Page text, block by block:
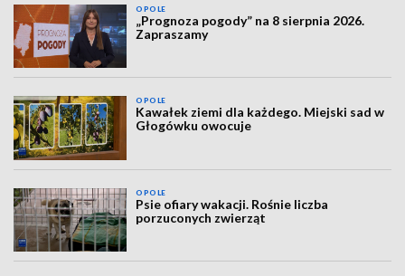
OPOLE
„Prognoza pogody” na 8 sierpnia 2026.
Zapraszamy
OPOLE
Kawałek ziemi dla każdego. Miejski sad w
Głogówku owocuje
OPOLE
Psie ofiary wakacji. Rośnie liczba
porzuconych zwierząt